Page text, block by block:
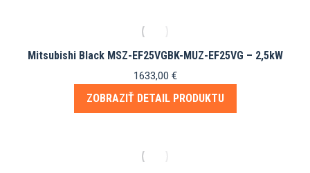
Mitsubishi Black MSZ-EF25VGBK-MUZ-EF25VG – 2,5kW
1633,00 €
ZOBRAZIŤ DETAIL PRODUKTU